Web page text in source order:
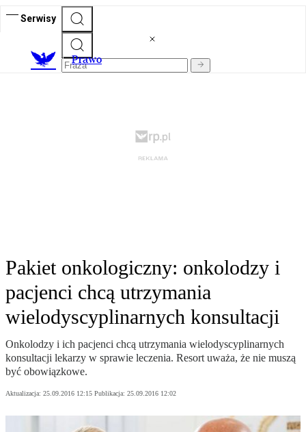
Serwisy
Prawo
Pakiet onkologiczny: onkolodzy i
pacjenci chcą utrzymania
wielodyscyplinarnych konsultacji
Onkolodzy i ich pacjenci chcą utrzymania wielodyscyplinarnych
konsultacji lekarzy w sprawie leczenia. Resort uważa, że nie muszą
być obowiązkowe.
Aktualizacja: 25.09.2016 12:15 Publikacja: 25.09.2016 12:02